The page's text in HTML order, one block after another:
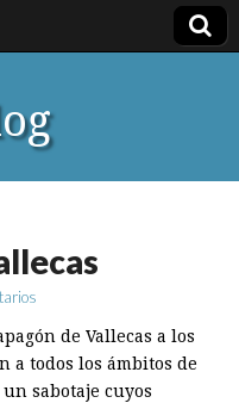
de Vallecas a los
a todos los ámbitos de
sabotaje cuyos